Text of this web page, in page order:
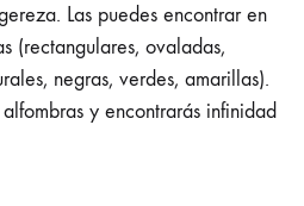
Las puedes encontrar en
(rectangulares, ovaladas,
negras, verdes, amarillas).
y encontrarás infinidad